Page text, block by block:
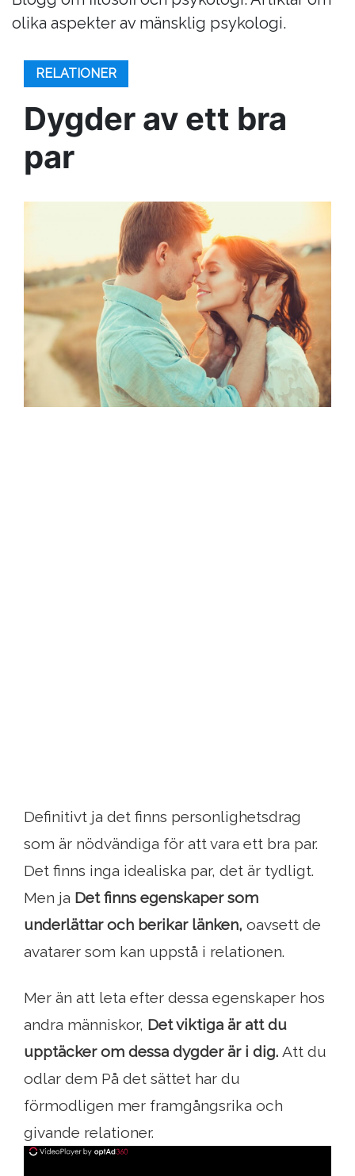
olika aspekter av mänsklig psykologi.
RELATIONER
Dygder av ett bra
par
Definitivt ja det finns personlighetsdrag
som är nödvändiga för att vara ett bra par.
Det finns inga idealiska par, det är tydligt.
Men ja Det finns egenskaper som
underlättar och berikar länken, oavsett de
avatarer som kan uppstå i relationen.
Mer än att leta efter dessa egenskaper hos
andra människor, Det viktiga är att du
upptäcker om dessa dygder är i dig. Att du
odlar dem På det sättet har du
förmodligen mer framgångsrika och
givande relationer.